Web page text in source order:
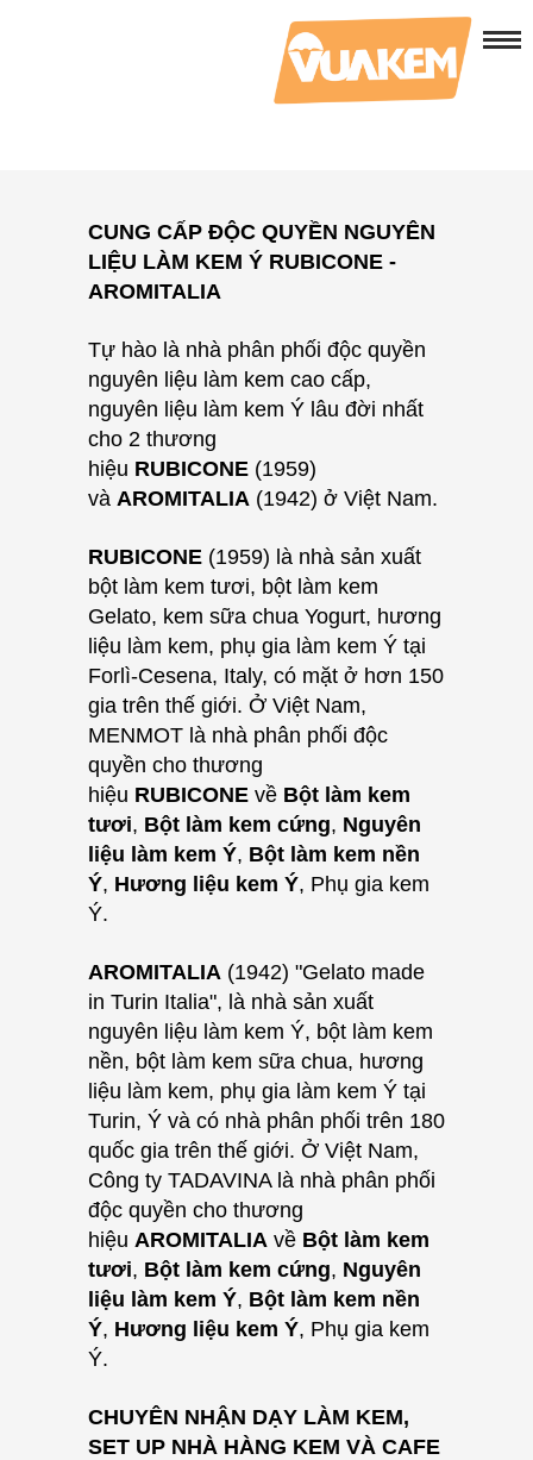
CUNG CẤP ĐỘC QUYỀN NGUYÊN
LIỆU LÀM KEM Ý RUBICONE -
AROMITALIA
Tự hào là nhà phân phối độc quyền
nguyên liệu làm kem cao cấp,
nguyên liệu làm kem Ý lâu đời nhất
cho 2 thương
hiệu RUBICONE (1959)
và AROMITALIA (1942) ở Việt Nam.
RUBICONE (1959) là nhà sản xuất
bột làm kem tươi, bột làm kem
Gelato, kem sữa chua Yogurt, hương
liệu làm kem, phụ gia làm kem Ý tại
Forlì-Cesena, Italy, có mặt ở hơn 150
gia trên thế giới. Ở Việt Nam,
MENMOT là nhà phân phối độc
quyền cho thương
hiệu RUBICONE về Bột làm kem
tươi, Bột làm kem cứng, Nguyên
liệu làm kem Ý, Bột làm kem nền
Ý, Hương liệu kem Ý, Phụ gia kem
Ý.
AROMITALIA (1942) "Gelato made
in Turin Italia", là nhà sản xuất
nguyên liệu làm kem Ý, bột làm kem
nền, bột làm kem sữa chua, hương
liệu làm kem, phụ gia làm kem Ý tại
Turin, Ý và có nhà phân phối trên 180
quốc gia trên thế giới. Ở Việt Nam,
Công ty TADAVINA là nhà phân phối
độc quyền cho thương
hiệu AROMITALIA về Bột làm kem
tươi, Bột làm kem cứng, Nguyên
liệu làm kem Ý, Bột làm kem nền
Ý, Hương liệu kem Ý, Phụ gia kem
Ý.
CHUYÊN NHẬN DẠY LÀM KEM,
SET UP NHÀ HÀNG KEM VÀ CAFE